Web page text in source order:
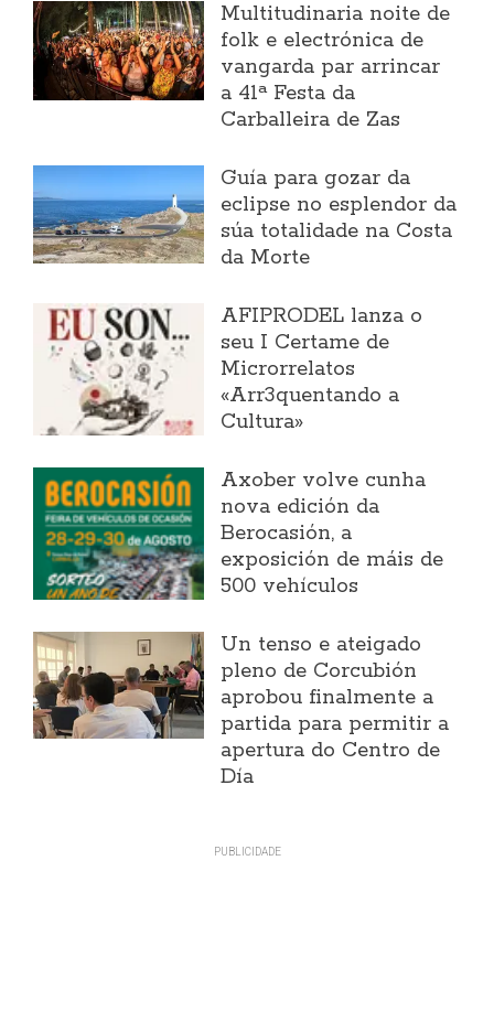
Multitudinaria noite de
folk e electrónica de
vangarda par arrincar
a 41ª Festa da
Carballeira de Zas
Guía para gozar da
eclipse no esplendor da
súa totalidade na Costa
da Morte
AFIPRODEL lanza o
seu I Certame de
Microrrelatos
«Arr3quentando a
Cultura»
Axober volve cunha
nova edición da
Berocasión, a
exposición de máis de
500 vehículos
Un tenso e ateigado
pleno de Corcubión
aprobou finalmente a
partida para permitir a
apertura do Centro de
Día